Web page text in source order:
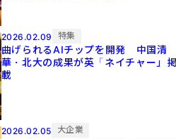
2026.02.09 特集
曲げられるAIチップを開発 中国清
華・北大の成果が英「ネイチャー」
載
2026.02.05 大企業